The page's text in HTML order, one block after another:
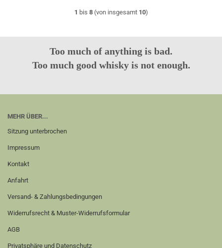
1 bis 8(von insgesamt 10)
Too much of anything is bad.
Too much good whisky is not enough.
MEHR ÜBER...
Sitzung unterbrochen
Impressum
Kontakt
Anfahrt
Versand- & Zahlungsbedingungen
Widerrufsrecht & Muster-Widerrufsformular
AGB
Privatsphäre und Datenschutz